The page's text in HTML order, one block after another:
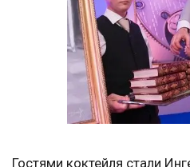
Гостями коктейля стали